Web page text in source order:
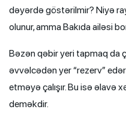
dəyərdə göstərilmir? Niyə
olunur, amma Bakıda ailəsi
Bəzən qəbir yeri tapmaq da
əvvəlcədən yer “rezerv”
etməyə çalışır. Bu isə əlavə
deməkdir.